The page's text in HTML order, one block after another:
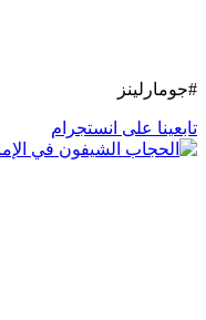
#جومارلينز
تابعينا على انستجرام